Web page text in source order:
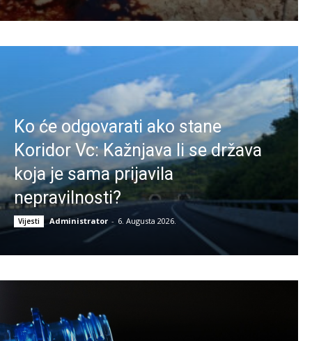
Ko će odgovarati ako stane
Koridor Vc: Kažnjava li se država
koja je sama prijavila
nepravilnosti?
Vijesti Administrator - 6. Augusta 2026.